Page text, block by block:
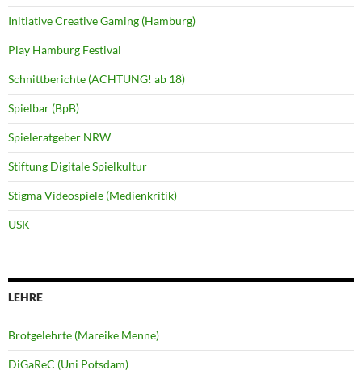
Initiative Creative Gaming (Hamburg)
Play Hamburg Festival
Schnittberichte (ACHTUNG! ab 18)
Spielbar (BpB)
Spieleratgeber NRW
Stiftung Digitale Spielkultur
Stigma Videospiele (Medienkritik)
USK
LEHRE
Brotgelehrte (Mareike Menne)
DiGaReC (Uni Potsdam)